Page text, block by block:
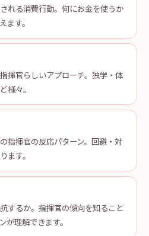
れる消費行動。何にお金を使うか
ます。
揮官らしいアプローチ。独学・体
様々。
指揮官の反応パターン。回避・対
ます。
するか。指揮官の傾向を知ること
が理解できます。